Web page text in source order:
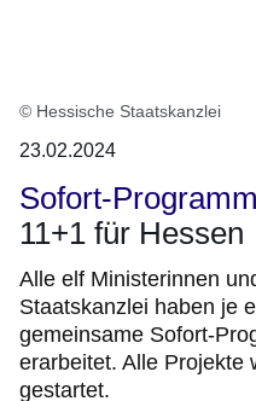
© Hessische Staatskanzlei
23.02.2024
Sofort-Programm
11+1 für Hessen
Alle elf Ministerinnen
Staatskanzlei haben je
gemeinsame Sofort-
erarbeitet. Alle Projekte
gestartet.